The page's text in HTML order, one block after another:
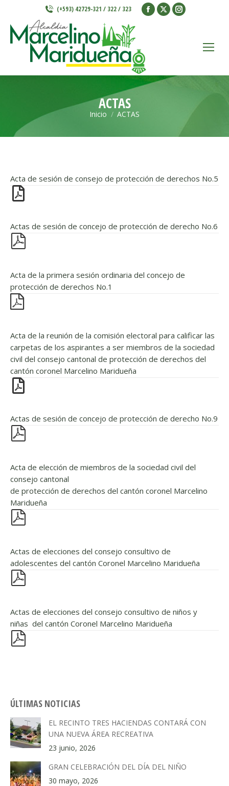
(+593) 42729-321 / 322 / 323
Facebook
window
X
window
Instagram
window
ACTAS
Estás aquí:
Inicio ACTAS
Acta de sesión de consejo de protección de derechos No.5
Actas de sesión de concejo de protección de derecho No.6
Acta de la primera sesión ordinaria del concejo de
protección de derechos No.1
Acta de la reunión de la comisión electoral para calificar las
carpetas de los aspirantes a ser miembros de la sociedad
civil del consejo cantonal de protección de derechos del
cantón coronel Marcelino Maridueña
Actas de sesión de concejo de protección de derecho No.9
Acta de elección de miembros de la sociedad civil del
consejo cantonal
de protección de derechos del cantón coronel Marcelino
Maridueña
Actas de elecciones del consejo consultivo de
adolescentes del cantón Coronel Marcelino Maridueña
Actas de elecciones del consejo consultivo de niños y
niñas del cantón Coronel Marcelino Maridueña
ÚLTIMAS NOTICIAS
EL RECINTO TRES HACIENDAS CONTARÁ CON
UNA NUEVA ÁREA RECREATIVA
23 junio, 2026
GRAN CELEBRACIÓN DEL DÍA DEL NIÑO
30 mayo, 2026